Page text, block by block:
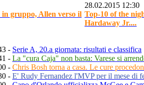
in gruppo, Allen verso il
28.02.2015 12:30
Top-10 of the
Hardaway Jr....
- Serie A, 20.a giornata: risultati e classifica
- La "cura Caja" non basta: Varese si
- Chris Bosh torna a casa. Le cure
- E' Rudy Fernandez l'MVP per il mese di